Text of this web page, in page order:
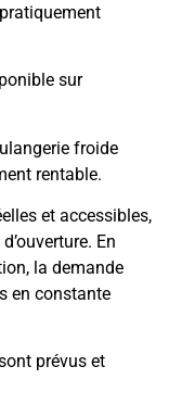
sur
froide
rentable.
et accessibles,
En
la demande
en constante
prévus et